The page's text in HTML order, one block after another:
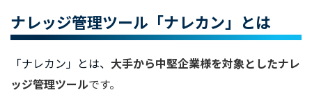
ナレッジ管理ツール「ナレカン」とは
「ナレカン」とは、 大手から中堅企業様を対象としたナレ
ッジ管理ツールです。